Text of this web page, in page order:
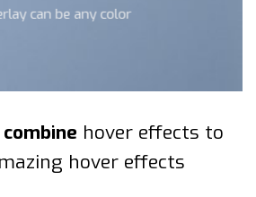
can be any color
combine hover effects to
hover effects